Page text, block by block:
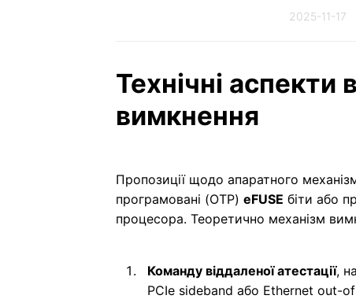
2025-11-17
Технічні
вимкнення
Пропозиції щодо апаратного
програмовані (OTP) eFUSE біти або
процесора. Теоретично механізм
Команду віддаленої атестації,
PCIe sideband або Ethernet out-